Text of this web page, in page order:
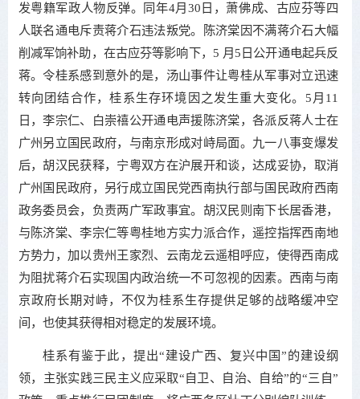
发粤籍军政人物反弹。同年4月30日，萧佛成、古应芬等四
人联名通电斥责蒋介石违法叛党。陈济棠因不满蒋介石大幅
削减军饷补助，在古应芬等影响下，5 月5日公开通电起兵反
蒋。令桂系感到意外的是，汤山事件让粤桂从军事对立迅速
转向团结合作，桂系生存环境因之发生重大变化。5月11
日，李宗仁、白崇禧公开通电声援陈济棠，各派反蒋人士在
广州另立国民政府，与南京形成对峙局面。九一八事变爆发
后，胡汉民获释，宁粤双方在沪展开和谈，达成妥协，取消
广州国民政府，另行成立国民党西南执行部与国民政府西南
政务委员会，负责两广军政事宜。胡汉民则南下长居香港，
与陈济棠、李宗仁等粤桂地方实力派合作，遥控指挥西南地
方势力，加以贵州王家烈、云南龙云遥相呼应，使得西南成
为阻扰蒋介石实现国内政治统一不可忽视的因素。西南与南
京政府长期对峙，不仅为桂系生存提供足够的战略缓冲空
间，也使其获得相对稳定的发展环境。
桂系有鉴于此，提出“建设广西、复兴中国”的建设纲
领，主张实践三民主义应采取“自卫、自治、自给”的“三自”